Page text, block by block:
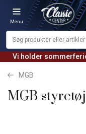
Vi holder
Menu
MGB
MGB